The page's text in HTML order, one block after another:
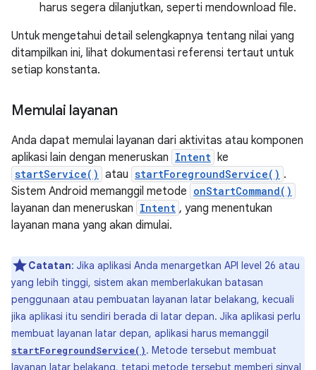
harus segera dilanjutkan, seperti mendownload file.
Untuk mengetahui detail selengkapnya tentang nilai yang
ditampilkan ini, lihat dokumentasi referensi tertaut untuk
setiap konstanta.
Memulai layanan
Anda dapat memulai layanan dari aktivitas atau komponen
aplikasi lain dengan meneruskan Intent ke
startService() atau startForegroundService() .
Sistem Android memanggil metode onStartCommand()
layanan dan meneruskan Intent , yang menentukan
layanan mana yang akan dimulai.
Catatan: Jika aplikasi Anda menargetkan API level 26 atau
yang lebih tinggi, sistem akan memberlakukan batasan
penggunaan atau pembuatan layanan latar belakang, kecuali
jika aplikasi itu sendiri berada di latar depan. Jika aplikasi perlu
membuat layanan latar depan, aplikasi harus memanggil
startForegroundService(). Metode tersebut membuat
layanan latar belakang, tetapi metode tersebut memberi sinyal